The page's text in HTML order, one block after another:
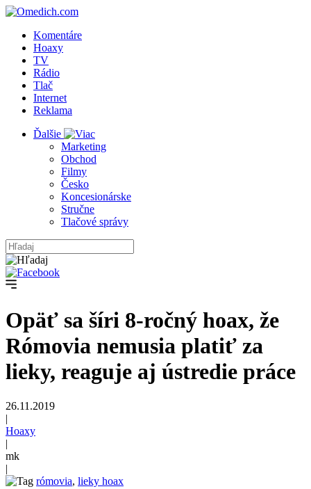
Komentáre
Hoaxy
TV
Rádio
Tlač
Internet
Reklama
Ďalšie
Marketing
Obchod
Filmy
Česko
Koncesionárske
Stručne
Tlačové správy
Opäť sa šíri 8-ročný hoax, že
Rómovia nemusia platiť za
lieky, reaguje aj ústredie práce
26.11.2019
|
Hoaxy
|
mk
|
rómovia, lieky hoax